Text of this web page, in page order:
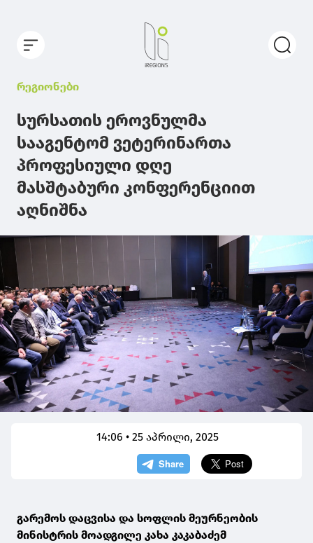
რეგიონები
სურსათის ეროვნულმა
სააგენტომ ვეტერინართა
პროფესიული დღე
მასშტაბური კონფერენციით
აღნიშნა
14:06 • 25 აპრილი, 2025
გარემოს დაცვისა და სოფლის მეურნეობის
მინისტრის მოადგილე კახა კაკაბაძემ